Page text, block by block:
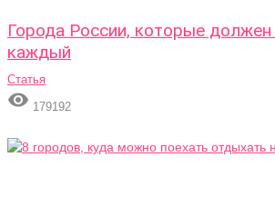
Города России, которые должен
каждый
Статья
 179192